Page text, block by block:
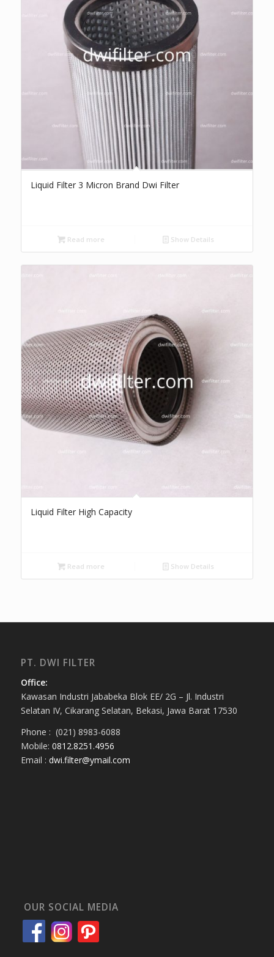
Liquid Filter 3 Micron Brand Dwi Filter
Read more Show Details
Liquid Filter High Capacity
Read more Show Details
PT. DWI FILTER
Office:
Kawasan Industri Jababeka Blok EE/ 2G – Jl. Industri
Selatan IV, Cikarang Selatan, Bekasi, Jawa Barat 17530
Phone : (021) 8983-6088
Mobile: 0812.8251.4956
Email : dwi.filter@ymail.com
OUR SOCIAL MEDIA